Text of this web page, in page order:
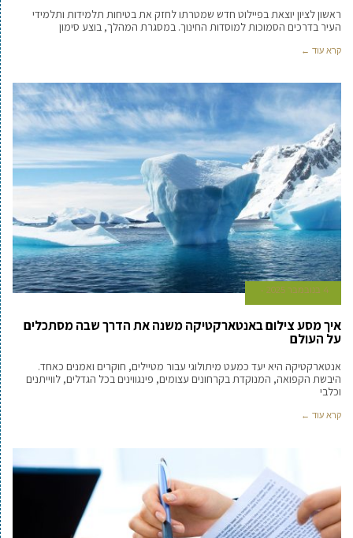
ראשון לציון יוצאת בפיילוט חדש שמטרתו לחזק את בטיחות תלמידות ותלמידי
העיר בדרכים הסמוכות למוסדות החינוך. במסגרת המהלך, בוצע סימון
קרא עוד ←
4 בנובמבר 2025
איך מסע צילום באנטארקטיקה משנה את הדרך שבה מסתכלים
על העולם
אנטארקטיקה היא יעד כמעט מיתולוגי עבור מטיילים, חוקרים ואמנים כאחד.
היבשת הקפואה, המנוקדת בקרחונים עצומים, פינגווינים בכל הגדלים, לווייתנים
וכלבי
קרא עוד ←